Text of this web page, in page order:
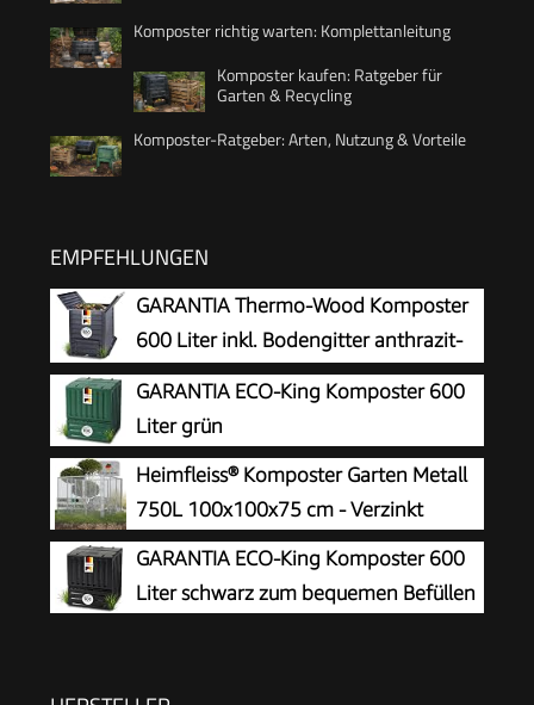
Komposter richtig warten: Komplettanleitung
Komposter kaufen: Ratgeber für
Garten & Recycling
Komposter-Ratgeber: Arten, Nutzung & Vorteile
EMPFEHLUNGEN
GARANTIA Thermo-Wood Komposter
600 Liter inkl. Bodengitter anthrazit-
braun
GARANTIA ECO-King Komposter 600
Liter grün
Heimfleiss® Komposter Garten Metall
750L 100x100x75 cm - Verzinkt
GARANTIA ECO-King Komposter 600
Liter schwarz zum bequemen Befüllen